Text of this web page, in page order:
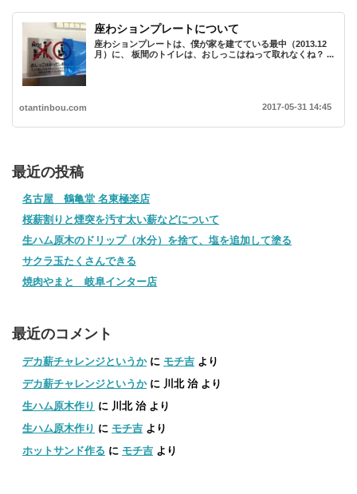
座わションプレートについて
座わションプレートは、僕が家を建てている最中（2013.12
月）に、 板間のトイレは、おしっこはねって取れなくね？ ...
otantinbou.com 2017-05-31 14:45
最近の投稿
名古屋 鶴亀堂 名東極楽店
桜薪割りと煙突を汚す太い薪などについて
生ハム原木のドリップ（水分）を捨て、塩を追加して塗る
サクラ玉たくさんできる
焼肉やまと 岐阜インター店
最近のコメント
デカ薪チャレンジというかに モチ吉 より
デカ薪チャレンジというかに 川北 治より
生ハム原木作り に 川北 治より
生ハム原木作り に モチ吉 より
ホットサンド作る に モチ吉 より